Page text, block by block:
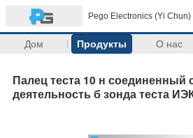
Pego Electronics (Yi
Дом Продукты О нас
Палец теста 10 н соединенный
деятельность б зонда теста